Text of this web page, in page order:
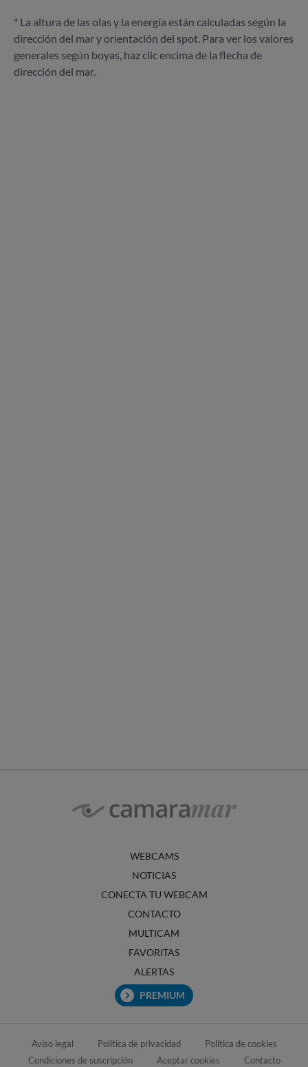
* La altura de las olas y la energía están calculadas según la
dirección del mar y orientación del spot. Para ver los valores
generales según boyas, haz clic encima de la flecha de
dirección del mar.
WEBCAMS
NOTICIAS
CONECTA TU WEBCAM
CONTACTO
MULTICAM
FAVORITAS
ALERTAS
PREMIUM
Aviso legal Política de privacidad
Política de cookies
Condiciones de suscripción
Aceptar cookies Contacto